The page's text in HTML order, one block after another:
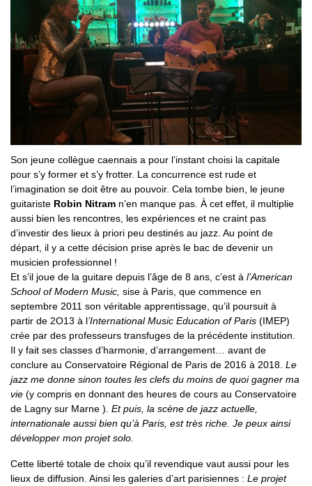
Son jeune collègue caennais a pour l’instant choisi la capitale
pour s’y former et s’y frotter. La concurrence est rude et
l’imagination se doit être au pouvoir. Cela tombe bien, le jeune
guitariste Robin Nitram n’en manque pas. À cet effet, il multiplie
aussi bien les rencontres, les expériences et ne craint pas
d’investir des lieux à priori peu destinés au jazz. Au point de
départ, il y a cette décision prise après le bac de devenir un
musicien professionnel !
Et s’il joue de la guitare depuis l’âge de 8 ans, c’est à l’American
School of Modern Music, sise à Paris, que commence en
septembre 2011 son véritable apprentissage, qu’il poursuit à
partir de 2O13 à l’International Music Education of Paris (IMEP)
crée par des professeurs transfuges de la précédente institution.
Il y fait ses classes d’harmonie, d’arrangement… avant de
conclure au Conservatoire Régional de Paris de 2016 à 2018. Le
jazz me donne sinon toutes les clefs du moins de quoi gagner ma
vie (y compris en donnant des heures de cours au Conservatoire
de Lagny sur Marne ). Et puis, la scène de jazz actuelle,
internationale aussi bien qu’à Paris, est très riche. Je peux ainsi
développer mon projet solo.
Cette liberté totale de choix qu’il revendique vaut aussi pour les
lieux de diffusion. Ainsi les galeries d’art parisiennes : Le projet